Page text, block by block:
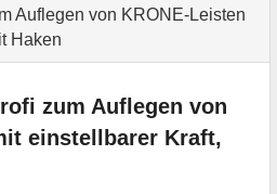
Auflegen von KRONE-Leisten
Haken
zum Auflegen von
einstellbarer Kraft,